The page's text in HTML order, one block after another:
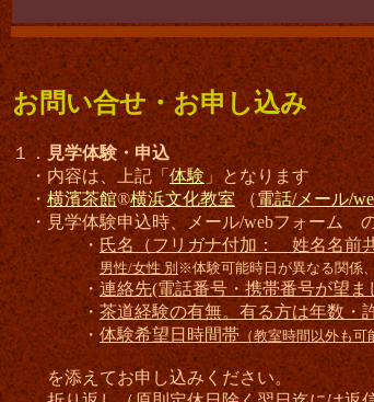
お問い合せ・お申し込み
１．見学体験・申込
・内容は、上記「体験」となります
・横濱茶館®横浜文化教室（電話/メール/
・見学体験申込時、メール/webフォーム
・氏名（フリガナ付加： 姓名名前
男性/女性 別※体験可能時日が異なる関係
・連絡先(電話番号・携帯番号が望ま
・茶道経験の有無。有る方は年数・
・体験希望日時間帯（教室時間以外も
を添えてお申し込みください。